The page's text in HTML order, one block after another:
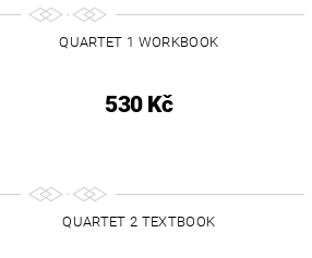
QUARTET 1 WORKBOOK
530 Kč
QUARTET 2 TEXTBOOK